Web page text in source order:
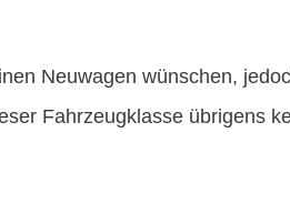
Neuwagen wünschen,
Fahrzeugklasse übrigens